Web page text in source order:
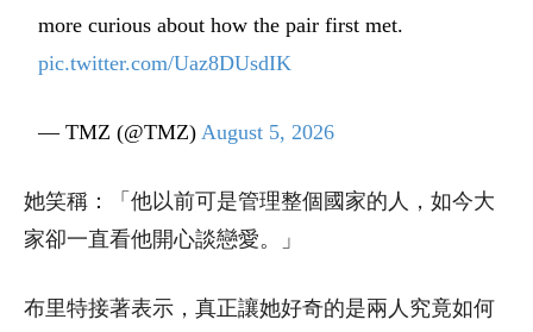
more curious about how the pair first met.
pic.twitter.com/Uaz8DUsdIK
— TMZ (@TMZ) August 5, 2026
她笑稱：「他以前可是管理整個國家的人，如今大
家卻一直看他開心談戀愛。」
布里特接著表示，真正讓她好奇的是兩人究竟如何